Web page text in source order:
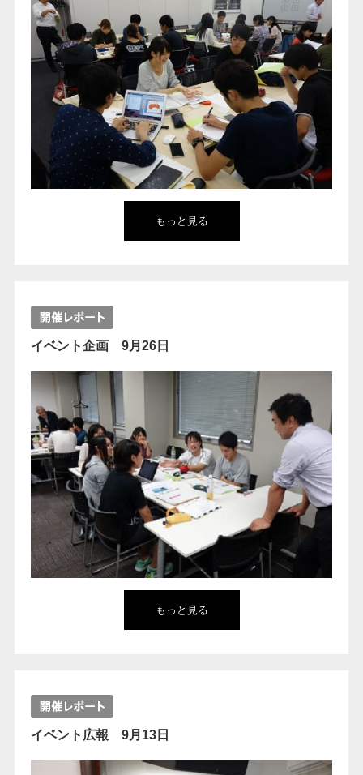
もっと見る
イベント企画 9月26日
もっと見る
イベント広報 9月13日